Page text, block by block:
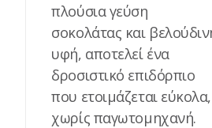
πλούσια γεύση
σοκολάτας και
υφή, αποτελεί ένα
δροσιστικό επιδόρπιο
που ετοιμάζεται εύκολα,
χωρίς παγωτομηχανή.